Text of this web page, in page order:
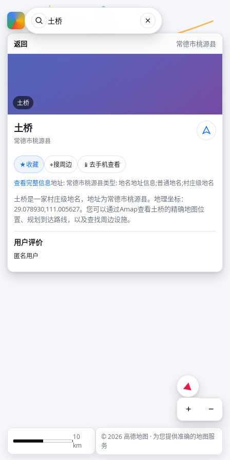
返回 常德市桃源县
土桥
土桥
常德市桃源县
★收藏 ⌖搜周边 📱 去手机查看
查看完整信息地址: 常德市桃源县类型: 地名地址信息;普通地名;村庄级地名
土桥是一家村庄级地名，地址为常德市桃源县。地理坐标：
29.078930,111.005627。您可以通过Amap查看土桥的精确地图位
置、规划到达路线，以及查找周边设施。
用户评价
匿名用户
+ −
10
km
© 2026 高德地图 · 为您提供准确的地图服
务